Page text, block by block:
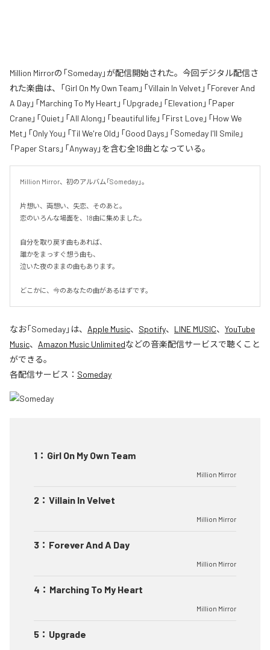
Million Mirrorの「Someday」が配信開始された。今回デジタル配信さ
れた楽曲は、「Girl On My Own Team」「Villain In Velvet」「Forever And
A Day」「Marching To My Heart」「Upgrade」「Elevation」「Paper
Crane」「Quiet」「All Along」「beautiful life」「First Love」「How We
Met」「Only You」「Til We're Old」「Good Days」「Someday I'll Smile」
「Paper Stars」「Anyway」を含む全18曲となっている。
Million Mirror、初のアルバム「Someday」。
片想い、両想い、失恋、そのあと。
恋のいろんな場面を、18曲に集めました。
自分を取り戻す曲もあれば、
誰かをまっすぐ想う曲も、
泣いた夜のままの曲もあります。
どこかに、今のあなたの曲があるはずです。
なお「Someday」は、 Apple Music、 Spotify、 LINE MUSIC、 YouTube
Music、 Amazon Music Unlimitedなどの音楽配信サービスで聴くこと
ができる。
各配信サービス： Someday
1 ： Girl On My Own Team
Million Mirror
2 ： Villain In Velvet
Million Mirror
3 ： Forever And A Day
Million Mirror
4 ： Marching To My Heart
Million Mirror
5 ： Upgrade